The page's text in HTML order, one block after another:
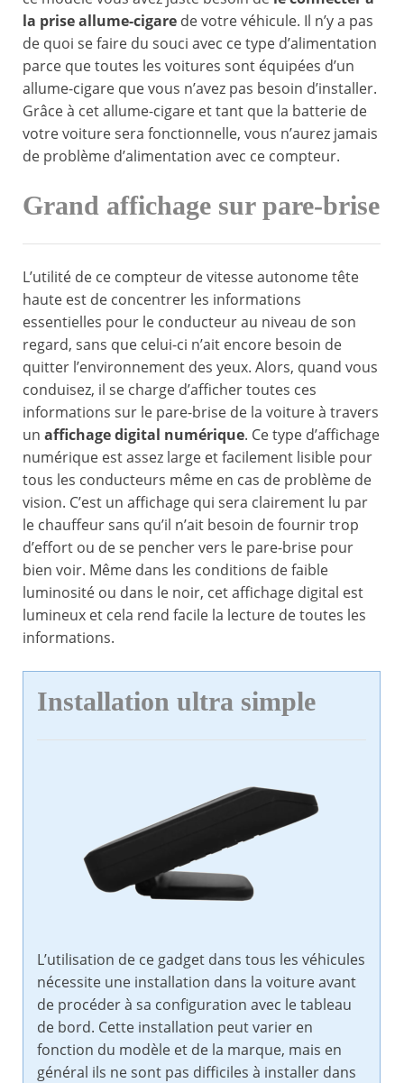
la prise allume-cigare de votre véhicule. Il n’y a pas
de quoi se faire du souci avec ce type d’alimentation
parce que toutes les voitures sont équipées d’un
allume-cigare que vous n’avez pas besoin d’installer.
Grâce à cet allume-cigare et tant que la batterie de
votre voiture sera fonctionnelle, vous n’aurez jamais
de problème d’alimentation avec ce compteur.
Grand affichage sur pare-brise
L’utilité de ce compteur de vitesse autonome tête
haute est de concentrer les informations
essentielles pour le conducteur au niveau de son
regard, sans que celui-ci n’ait encore besoin de
quitter l’environnement des yeux. Alors, quand vous
conduisez, il se charge d’afficher toutes ces
informations sur le pare-brise de la voiture à travers
un affichage digital numérique. Ce type d’affichage
numérique est assez large et facilement lisible pour
tous les conducteurs même en cas de problème de
vision. C’est un affichage qui sera clairement lu par
le chauffeur sans qu’il n’ait besoin de fournir trop
d’effort ou de se pencher vers le pare-brise pour
bien voir. Même dans les conditions de faible
luminosité ou dans le noir, cet affichage digital est
lumineux et cela rend facile la lecture de toutes les
informations.
Installation ultra simple
L’utilisation de ce gadget dans tous les véhicules
nécessite une installation dans la voiture avant
de procéder à sa configuration avec le tableau
de bord. Cette installation peut varier en
fonction du modèle et de la marque, mais en
général ils ne sont pas difficiles à installer dans